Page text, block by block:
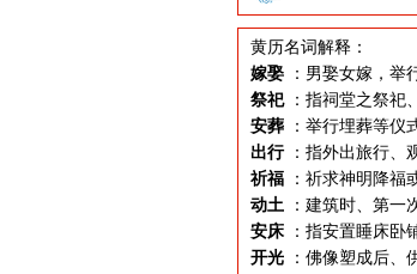
黄历名词解释：
嫁娶
：男娶女嫁，举
祭祀 ：指祠堂之祭祀
安葬
：举行埋葬等仪
出行 ：指外出旅行、
祈福
：祈求神明降福
动土
：建筑时、第一
安床
：指安置睡床卧
开光
：佛像塑成后、